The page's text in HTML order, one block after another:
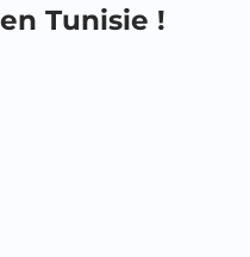
Tunisie !